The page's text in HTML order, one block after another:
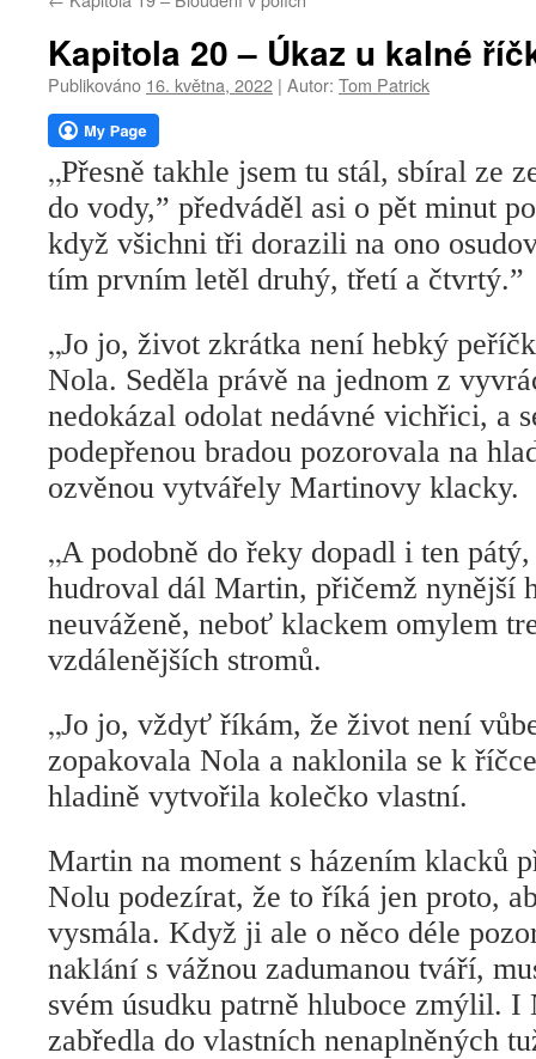
webu
Kapitola 20 – Úkaz u kalné
Publikováno 16. května, 2022 | Autor: Tom Patrick
„Přesně takhle jsem tu stál, sbíral ze
do vody,” předváděl asi o pět minut
když všichni tři dorazili na ono
tím prvním letěl druhý, třetí a čtvrtý.”
„Jo jo, život zkrátka není hebký
Nola. Seděla právě na jednom z
nedokázal odolat nedávné vichřici, a
podepřenou bradou pozorovala na
ozvěnou vytvářely Martinovy klacky.
„A podobně do řeky dopadl i ten
hudroval dál Martin, přičemž nynější
neuváženě, neboť klackem omylem
vzdálenějších stromů.
„Jo jo, vždyť říkám, že život není
zopakovala Nola a naklonila se k
hladině vytvořila kolečko vlastní.
Martin na moment s házením klacků
Nolu podezírat, že to říká jen proto,
vysmála. Když ji ale o něco déle
naklánís vážnou zadumanou tváří,
svém úsudku patrně hluboce zmýlil. I
zabředla do vlastních nenaplněných